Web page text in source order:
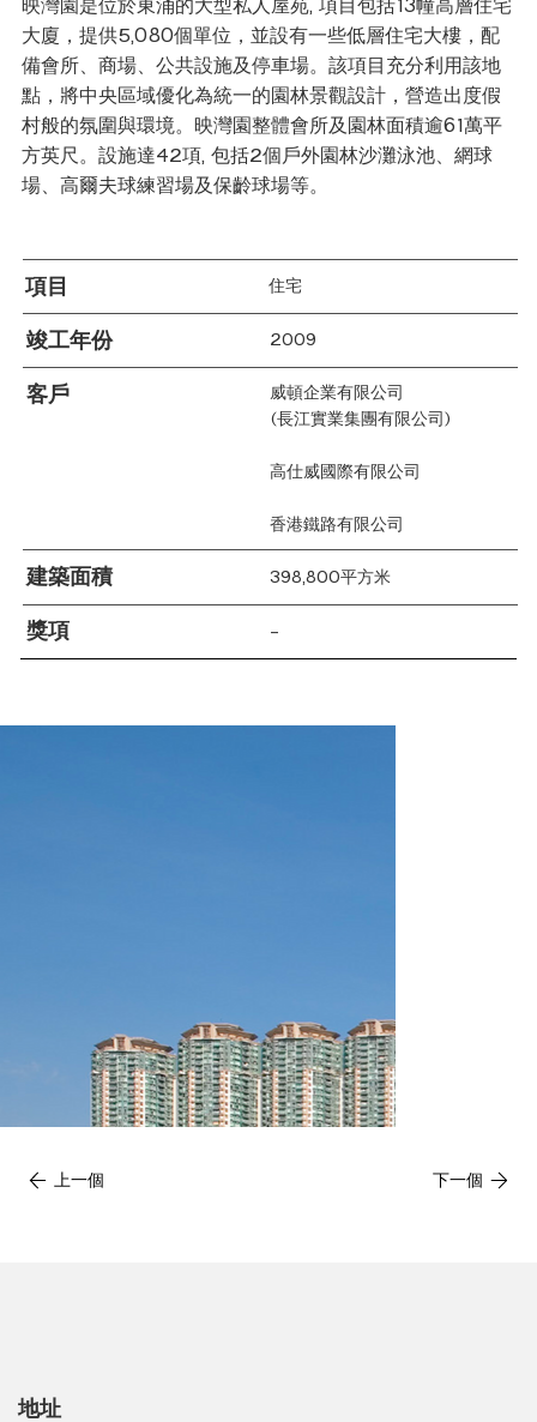
映灣園是位於東涌的大型私人屋苑, 項目包括13幢高層住宅
大廈，提供5,080個單位，並設有一些低層住宅大樓，配
備會所、商場、公共設施及停車場。該項目充分利用該地
點，將中央區域優化為統一的園林景觀設計，營造出度假
村般的氛圍與環境。映灣園整體會所及園林面積逾61萬平
方英尺。設施達42項, 包括2個戶外園林沙灘泳池、網球
場、高爾夫球練習場及保齡球場等。
項目 住宅
竣工年份 2009
客戶
威頓企業有限公司
(長江實業集團有限公司)
高仕威國際有限公司
香港鐵路有限公司
建築面積 398,800平方米
獎項 –
上一個 下一個
地址